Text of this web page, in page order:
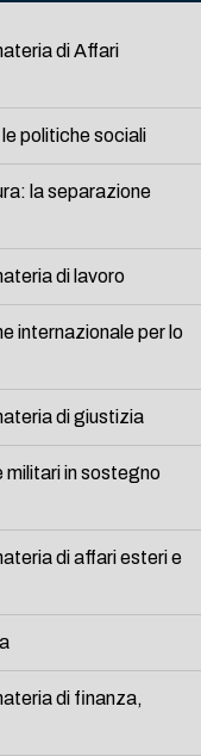
di Affari
politiche sociali
la separazione
di lavoro
internazionale per lo
di giustizia
in sostegno
di affari esteri e
di finanza,